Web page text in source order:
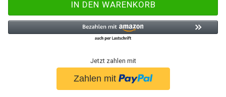
Jetzt zahlen mit